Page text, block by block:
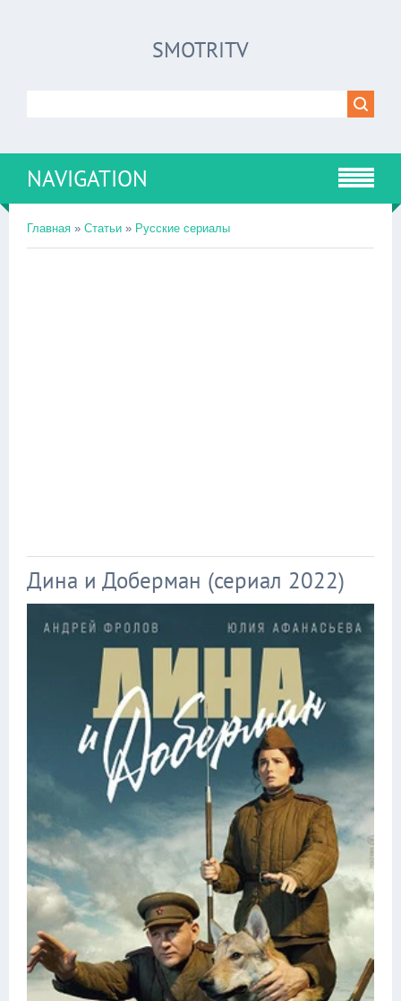
SMOTRITV
NAVIGATION
Главная » Статьи » Русские сериалы
Дина и Доберман (сериал 2022)